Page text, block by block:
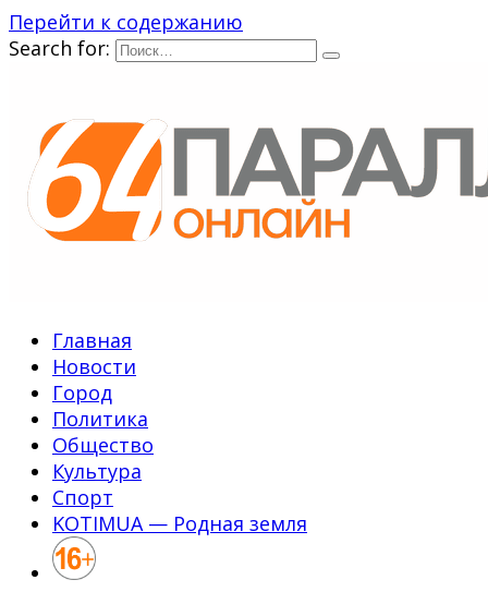
Перейти к содержанию
Search for:
Главная
Новости
Город
Политика
Общество
Культура
Спорт
KOTIMUA — Родная земля